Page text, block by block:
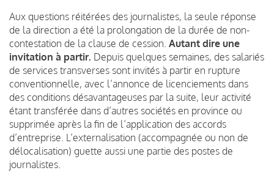
Aux questions réitérées des journalistes, la seule réponse
de la direction a été la prolongation de la durée de non-
contestation de la clause de cession. Autant dire une
invitation à partir. Depuis quelques semaines, des salariés
de services transverses sont invités à partir en rupture
conventionnelle, avec l’annonce de licenciements dans
des conditions désavantageuses par la suite, leur activité
étant transférée dans d’autres sociétés en province ou
supprimée après la fin de l’application des accords
d’entreprise. L’externalisation (accompagnée ou non de
délocalisation) guette aussi une partie des postes de
journalistes.